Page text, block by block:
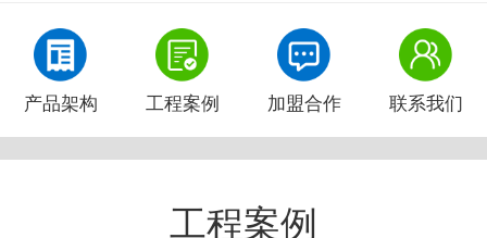
产品架构 工程案例 加盟合作 联系我们
工程案例